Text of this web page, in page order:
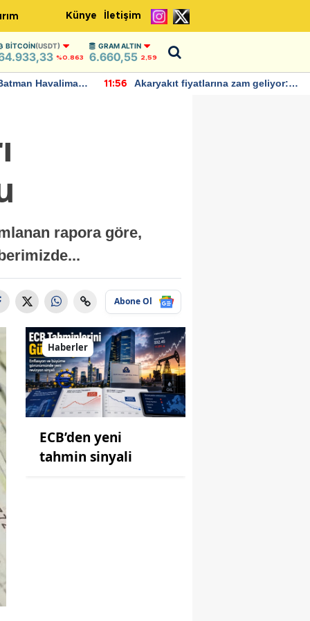
Künye İletişim
BITCOIN(USDT)
%0.863
GRAM ALTIN
6.660,55 2,59
Havalimanı
11:56
Akaryakıt fiyatlarına zam geliyor:
rapora göre,
Abone Ol
Haberler
ECB’den yeni
tahmin sinyali